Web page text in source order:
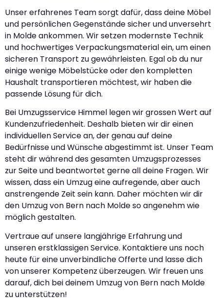
Unser erfahrenes Team sorgt dafür, dass deine Möbel
und persönlichen Gegenstände sicher und unversehrt
in Molde ankommen. Wir setzen modernste Technik
und hochwertiges Verpackungsmaterial ein, um einen
sicheren Transport zu gewährleisten. Egal ob du nur
einige wenige Möbelstücke oder den kompletten
Haushalt transportieren möchtest, wir haben die
passende Lösung für dich.
Bei Umzugsservice Himmel legen wir grossen Wert auf
Kundenzufriedenheit. Deshalb bieten wir dir einen
individuellen Service an, der genau auf deine
Bedürfnisse und Wünsche abgestimmt ist. Unser Team
steht dir während des gesamten Umzugsprozesses
zur Seite und beantwortet gerne all deine Fragen. Wir
wissen, dass ein Umzug eine aufregende, aber auch
anstrengende Zeit sein kann. Daher möchten wir dir
den Umzug von Bern nach Molde so angenehm wie
möglich gestalten.
Vertraue auf unsere langjährige Erfahrung und
unseren erstklassigen Service. Kontaktiere uns noch
heute für eine unverbindliche Offerte und lasse dich
von unserer Kompetenz überzeugen. Wir freuen uns
darauf, dich bei deinem Umzug von Bern nach Molde
zu unterstützen!